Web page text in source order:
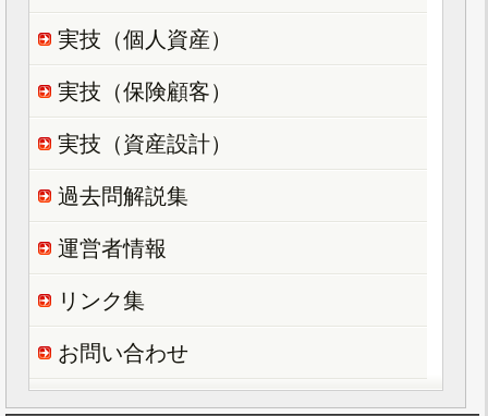
実技（個人資産）
実技（保険顧客）
実技（資産設計）
過去問解説集
運営者情報
リンク集
お問い合わせ